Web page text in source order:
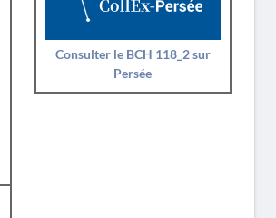
Consulter le BCH 118_2 sur
Persée